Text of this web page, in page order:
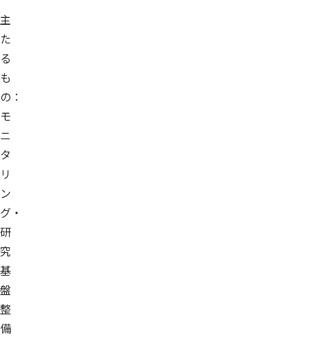
蔡 宇
主
た
る
も
の：
モ
ニ
タ
リ
ン
グ・
研
究
基
盤
整
備